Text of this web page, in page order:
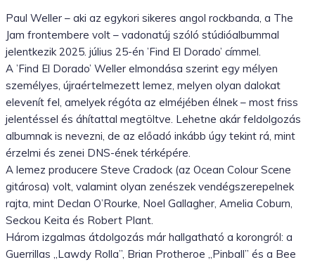
Paul Weller – aki az egykori sikeres angol rockbanda, a The
Jam frontembere volt – vadonatúj szóló stúdióalbummal
jelentkezik 2025. július 25-én ’Find El Dorado’ címmel.
A ’Find El Dorado’ Weller elmondása szerint egy mélyen
személyes, újraértelmezett lemez, melyen olyan dalokat
elevenít fel, amelyek régóta az elméjében élnek – most friss
jelentéssel és áhítattal megtöltve. Lehetne akár feldolgozás
albumnak is nevezni, de az előadó inkább úgy tekint rá, mint
érzelmi és zenei DNS-ének térképére.
A lemez producere Steve Cradock (az Ocean Colour Scene
gitárosa) volt, valamint olyan zenészek vendégszerepelnek
rajta, mint Declan O’Rourke, Noel Gallagher, Amelia Coburn,
Seckou Keita és Robert Plant.
Három izgalmas átdolgozás már hallgatható a korongról: a
Guerrillas „Lawdy Rolla”, Brian Protheroe „Pinball” és a Bee